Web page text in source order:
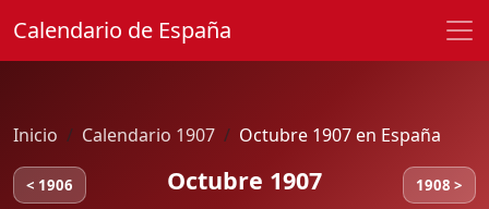
Calendario de España
Inicio Calendario 1907 Octubre 1907 en España
< 1906 Octubre 1907 1908 >